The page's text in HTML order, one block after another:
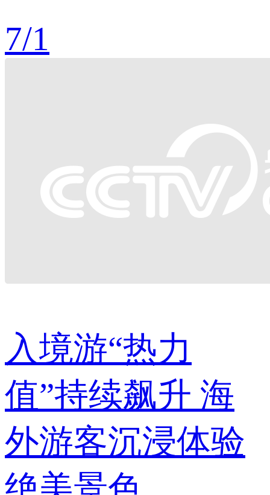
7/1
入境游“热力
值”持续飙升 海
外游客沉浸体验